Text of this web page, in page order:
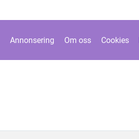
Annonsering Om oss Cookies